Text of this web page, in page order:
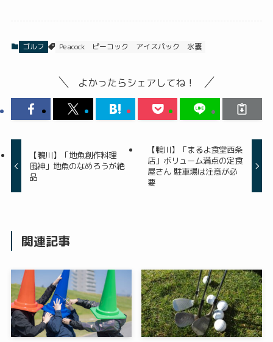
ゴルフ Peacock ピーコック アイスパック 氷嚢
よかったらシェアしてね！
【鴨川】「地魚創作料理
風神」地魚のなめろうが絶
品
【鴨川】「まるよ食堂西条
店」ボリューム満点の定食
屋さん 駐車場は注意が必
要
関連記事